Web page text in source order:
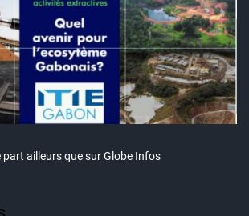
part ailleurs que sur Globe Infos